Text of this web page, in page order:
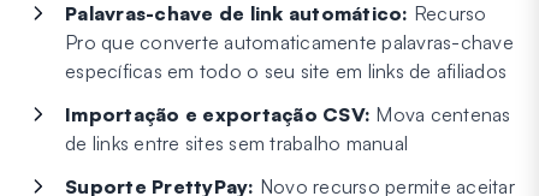
Palavras-chave de link automático: Recurso
Pro que converte automaticamente palavras-chave
específicas em todo o seu site em links de afiliados
Importação e exportação CSV: Mova centenas
de links entre sites sem trabalho manual
Suporte PrettyPay: Novo recurso permite aceitar